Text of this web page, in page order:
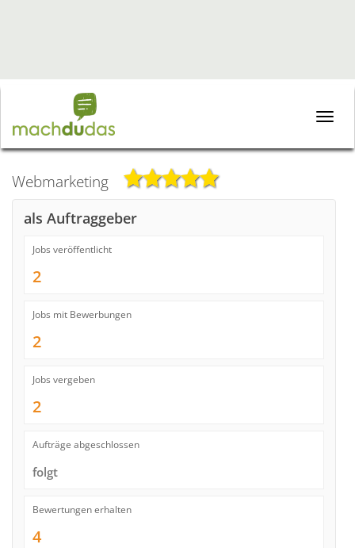
Toggle
Webmarketing
als Auftraggeber
Jobs veröffentlicht
2
Jobs mit Bewerbungen
2
Jobs vergeben
2
Aufträge abgeschlossen
folgt
Bewertungen erhalten
4